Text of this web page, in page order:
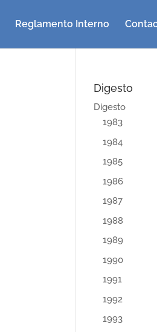
Reglamento Interno
Digesto
Digesto
1983
1984
1985
1986
1987
1988
1989
1990
1991
1992
1993